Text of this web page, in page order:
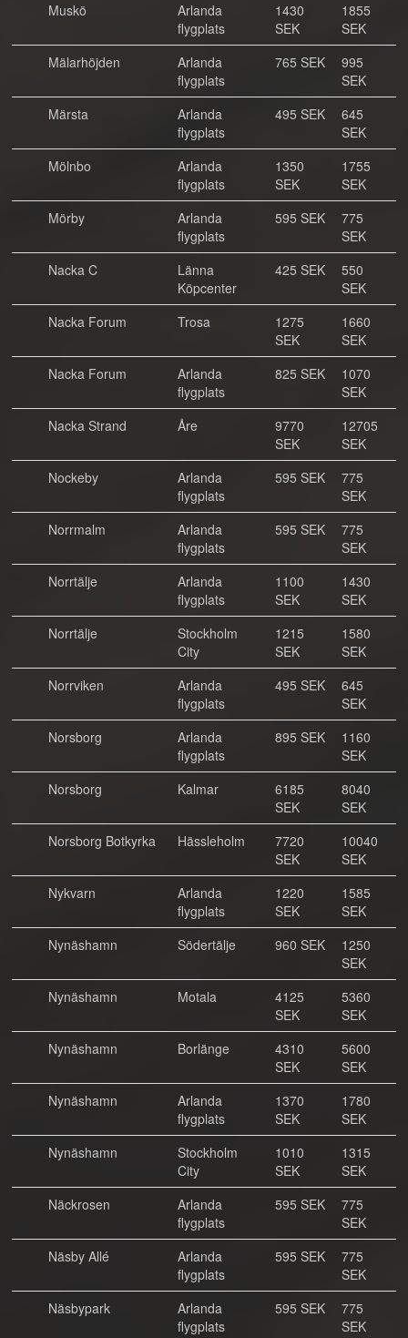
Muskö
Arlanda
flygplats
1430
SEK
1855
SEK
Mälarhöjden
Arlanda
flygplats
765 SEK
995
SEK
Märsta
Arlanda
flygplats
495 SEK
645
SEK
Mölnbo
Arlanda
flygplats
1350
SEK
1755
SEK
Mörby
Arlanda
flygplats
595 SEK
775
SEK
Nacka C
Länna
Köpcenter
425 SEK
550
SEK
Nacka Forum
Trosa
1275
SEK
1660
SEK
Nacka Forum
Arlanda
flygplats
825 SEK
1070
SEK
Nacka Strand
Åre
9770
SEK
12705
SEK
Nockeby
Arlanda
flygplats
595 SEK
775
SEK
Norrmalm
Arlanda
flygplats
595 SEK
775
SEK
Norrtälje
Arlanda
flygplats
1100
SEK
1430
SEK
Norrtälje
Stockholm
City
1215
SEK
1580
SEK
Norrviken
Arlanda
flygplats
495 SEK
645
SEK
Norsborg
Arlanda
flygplats
895 SEK
1160
SEK
Norsborg
Kalmar
6185
SEK
8040
SEK
Norsborg Botkyrka
Hässleholm
7720
SEK
10040
SEK
Nykvarn
Arlanda
flygplats
1220
SEK
1585
SEK
Nynäshamn
Södertälje 960 SEK
1250
SEK
Nynäshamn
Motala
4125
SEK
5360
SEK
Nynäshamn
Borlänge
4310
SEK
5600
SEK
Nynäshamn
Arlanda
flygplats
1370
SEK
1780
SEK
Nynäshamn
Stockholm
City
1010
SEK
1315
SEK
Näckrosen
Arlanda
flygplats
595 SEK
775
SEK
Näsby Allé
Arlanda
flygplats
595 SEK
775
SEK
Näsbypark
Arlanda
flygplats
595 SEK
775
SEK